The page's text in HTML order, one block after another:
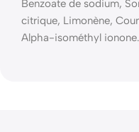
Benzoate de sodium,
citrique, Limonène,
Alpha-isométhyl ionone.